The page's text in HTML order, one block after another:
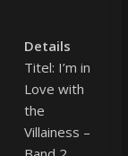
Details
Titel: I’m in
Love with
the
Villainess –